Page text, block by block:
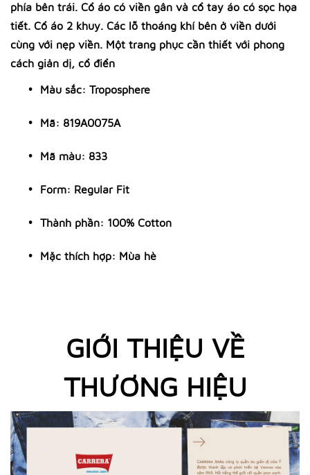
phía bên trái. Cổ áo có viền gân và cổ tay áo có sọc họa
tiết. Cổ áo 2 khuy. Các lỗ thoáng khí bên ở viền dưới
cùng với nẹp viền. Một trang phục cần thiết với phong
cách giản dị, cổ điển
Màu sắc: Troposphere
Mã: 819A0075A
Mã màu: 833
Form: Regular Fit
Thành phần: 100% Cotton
Mặc thích hợp: Mùa hè
GIỚI THIỆU VỀ
THƯƠNG HIỆU